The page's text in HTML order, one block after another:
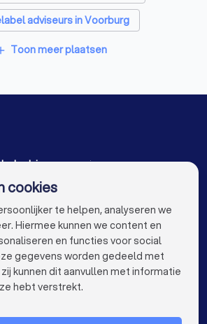
adviseurs in Voorburg
adviseurs in Kwintsheul
adviseurs in Leidschendam
adviseurs in Amsterdam
adviseurs in Rotterdam
adviseurs in Utrecht
adviseurs in Eindhoven
Toon meer plaatsen
adviseurs voor jou
keyboard_arrow_down
cookies
te helpen, analyseren we
Hiermee kunnen we content en
en functies voor social
gegevens worden gedeeld met
kunnen dit aanvullen met informatie
hebt verstrekt.